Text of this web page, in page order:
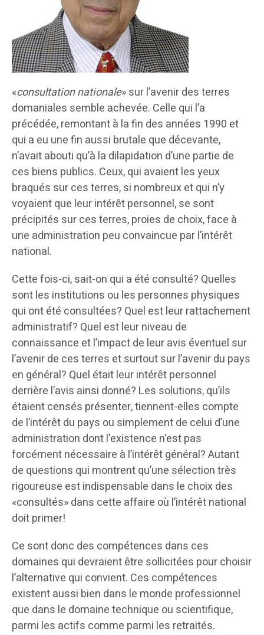
«consultation nationale» sur l’avenir des terres
domaniales semble achevée. Celle qui l’a
précédée, remontant à la fin des années 1990 et
qui a eu une fin aussi brutale que décevante,
n’avait abouti qu’à la dilapidation d’une partie de
ces biens publics. Ceux, qui avaient les yeux
braqués sur ces terres, si nombreux et qui n’y
voyaient que leur intérêt personnel, se sont
précipités sur ces terres, proies de choix, face à
une administration peu convaincue par l’intérêt
national.
Cette fois-ci, sait-on qui a été consulté? Quelles
sont les institutions ou les personnes physiques
qui ont été consultées? Quel est leur rattachement
administratif? Quel est leur niveau de
connaissance et l’impact de leur avis éventuel sur
l’avenir de ces terres et surtout sur l’avenir du pays
en général? Quel était leur intérêt personnel
derrière l’avis ainsi donné? Les solutions, qu’ils
étaient censés présenter, tiennent-elles compte
de l’intérêt du pays ou simplement de celui d’une
administration dont l’existence n’est pas
forcément nécessaire à l’intérêt général? Autant
de questions qui montrent qu’une sélection très
rigoureuse est indispensable dans le choix des
«consultés» dans cette affaire où l’intérêt national
doit primer!
Ce sont donc des compétences dans ces
domaines qui devraient être sollicitées pour choisir
l’alternative qui convient. Ces compétences
existent aussi bien dans le monde professionnel
que dans le domaine technique ou scientifique,
parmi les actifs comme parmi les retraités.